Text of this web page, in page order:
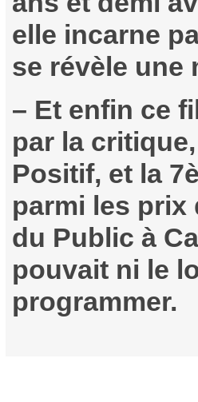
elle incarne
se révèle une
– Et enfin ce
par la
Positif, et la
parmi les prix
du Public à
pouvait ni le
programmer.